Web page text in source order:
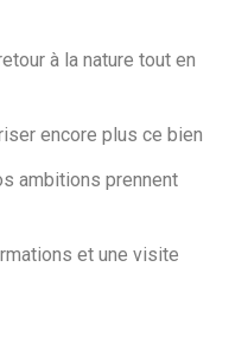
à la nature tout en
encore plus ce bien
ambitions prennent
et une visite